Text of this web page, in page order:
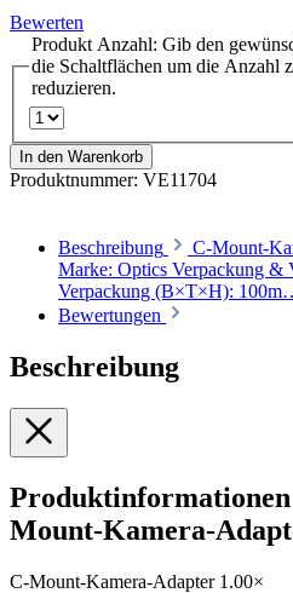
Bewerten
Produkt Anzahl: Gib den
die Schaltflächen um die Anzahl
reduzieren.
In den Warenkorb
Produktnummer: VE11704
Beschreibung
C-Mount-
Marke: Optics Verpackung &
Verpackung (B×T×H):
Bewertungen
Beschreibung
Mount-Kamera-
C-Mount-Kamera-Adapter 1.00×